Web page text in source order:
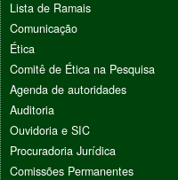
Lista de Ramais
Comunicação
Ética
Comitê de Ética na Pesquisa
Agenda de autoridades
Auditoria
Ouvidoria e SIC
Procuradoria Jurídica
Comissões Permanentes